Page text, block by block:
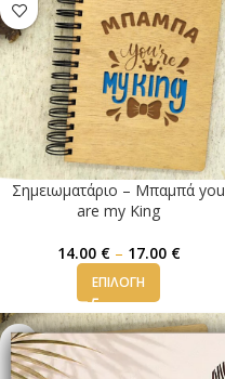
Σημειωματάριο – Μπαμπά you
are my King
14.00 € – 17.00 €
ΕΠΙΛΟΓΉ